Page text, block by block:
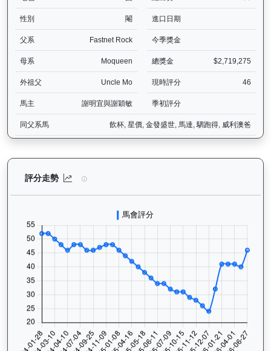
性別 閹 進口日期
父系 Fastnet Rock 今季獎金
母系 Moqueen 總獎金 $2,719,275
外祖父 Uncle Mo 現時評分 46
馬主 謝明宜與謝穎敏 季初評分
同父系馬 飲杯, 星價, 金發盛世, 馬達, 駟跑得, 威利澳爸
評分走勢 領創動力（J058）— 評分走勢圖表：追蹤香港